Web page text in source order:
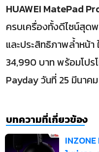
HUAWEI MatePad
ครบเครื่องทั้งดีไซน์สุด
และประสิทธิภาพล้ำหน้
34,990 บาท พร้อมโปร
Payday วันที่ 25 มีนาค
บทความที่เกี่ยวข้อง